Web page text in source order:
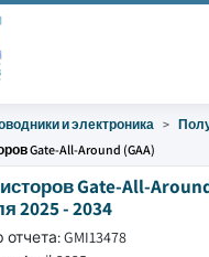
и электроника
Gate-All-Around (GAA)
Gate-All-
2025 - 2034
GMI13478